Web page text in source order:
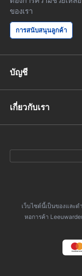
ของเรา
การสนับสนุนลูกค้า
บัญชี
เกี่ยวกับเรา
เว็บไซต์นี้เป็นของและด
หอการค้า